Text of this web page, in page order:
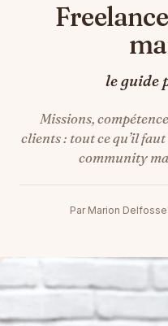
Freelance community
le guide
Missions,
clients : tout ce qu’il
community
Par Marion Delfosse